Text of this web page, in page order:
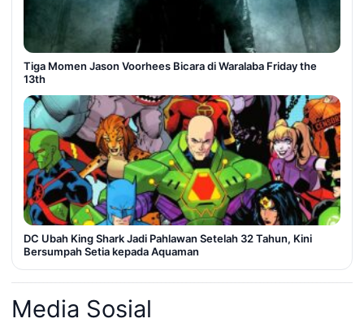
Tiga Momen Jason Voorhees Bicara di Waralaba Friday the
13th
DC Ubah King Shark Jadi Pahlawan Setelah 32 Tahun, Kini
Bersumpah Setia kepada Aquaman
Media Sosial